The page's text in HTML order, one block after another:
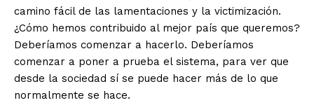
camino fácil de las lamentaciones y la victimización.
¿Cómo hemos contribuido al mejor país que queremos?
Deberíamos comenzar a hacerlo. Deberíamos
comenzar a poner a prueba el sistema, para ver que
desde la sociedad sí se puede hacer más de lo que
normalmente se hace.